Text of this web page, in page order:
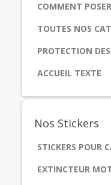
COMMENT
TOUTES NOS
PROTECTION
ACCUEIL TEXTE
Nos Stickers
STICKERS POUR
EXTINCTEUR